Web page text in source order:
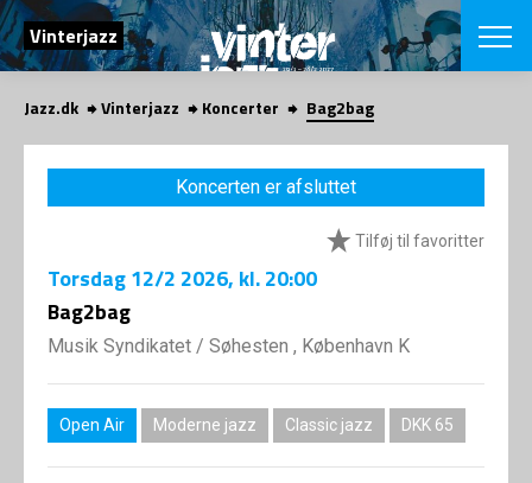
SØG
Vinterjazz
VÆLG
COPENHAGEN
Om
Om fonden
Om
Jazz.dk Vinterjazz Koncerter Bag2bag
Koncerten er afsluttet
Tilføj til favoritter
Torsdag12/2 2026, kl. 20:00
Bag2bag
Musik Syndikatet / Søhesten , København K
Open Air Moderne jazz Classic jazz DKK 65